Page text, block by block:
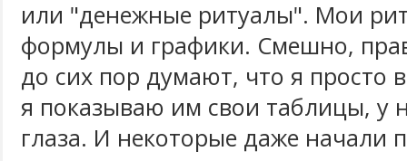
или "денежные ритуалы". Мои
формулы и графики. Смешно,
до сих пор думают, что я просто
я показываю им свои таблицы, у
глаза. И некоторые даже начали